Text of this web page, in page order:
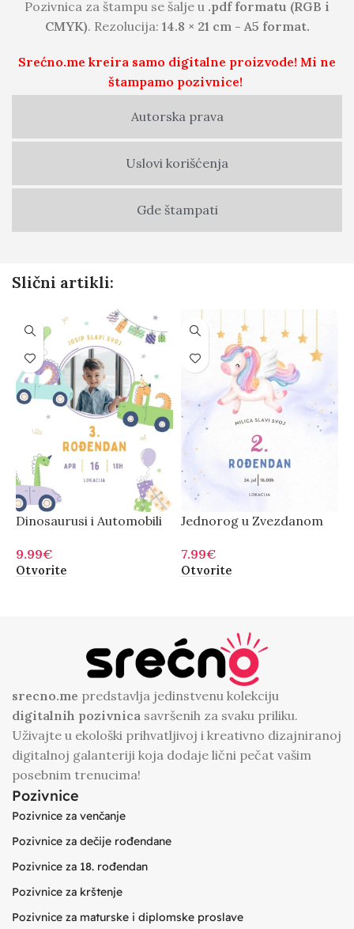
Autorska prava
Uslovi korišćenja
Gde štampati
Pozivnica za štampu se šalje u .pdf formatu (RGB i
CMYK). Rezolucija: 14.8 × 21 cm - A5 format.
Srećno.me kreira samo digitalne proizvode! Mi ne
štampamo pozivnice!
Slični artikli:
Dinosaurusi i Automobili
9.99€
Otvorite
Jednorog u Zvezdanom
7.99€
Otvorite
srecno.me predstavlja jedinstvenu kolekciju
digitalnih pozivnica savršenih za svaku priliku.
Uživajte u ekološki prihvatljivoj i kreativno dizajniranoj
digitalnoj galanteriji koja dodaje lični pečat vašim
posebnim trenucima!
Pozivnice
Pozivnice za venčanje
Pozivnice za dečije rođendane
Pozivnice za 18. rođendan
Pozivnice za krštenje
Pozivnice za maturske i diplomske proslave